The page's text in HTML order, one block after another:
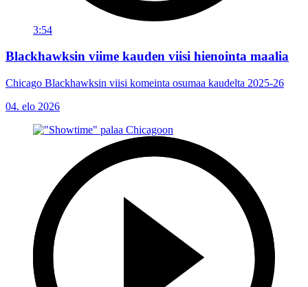
3:54
Blackhawksin viime kauden viisi hienointa maalia
Chicago Blackhawksin viisi komeinta osumaa kaudelta 2025-26
04. elo 2026